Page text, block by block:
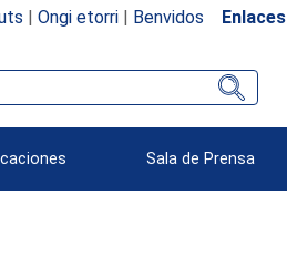
| Ongi etorri| Benvidos Enlaces
Sala de Prensa